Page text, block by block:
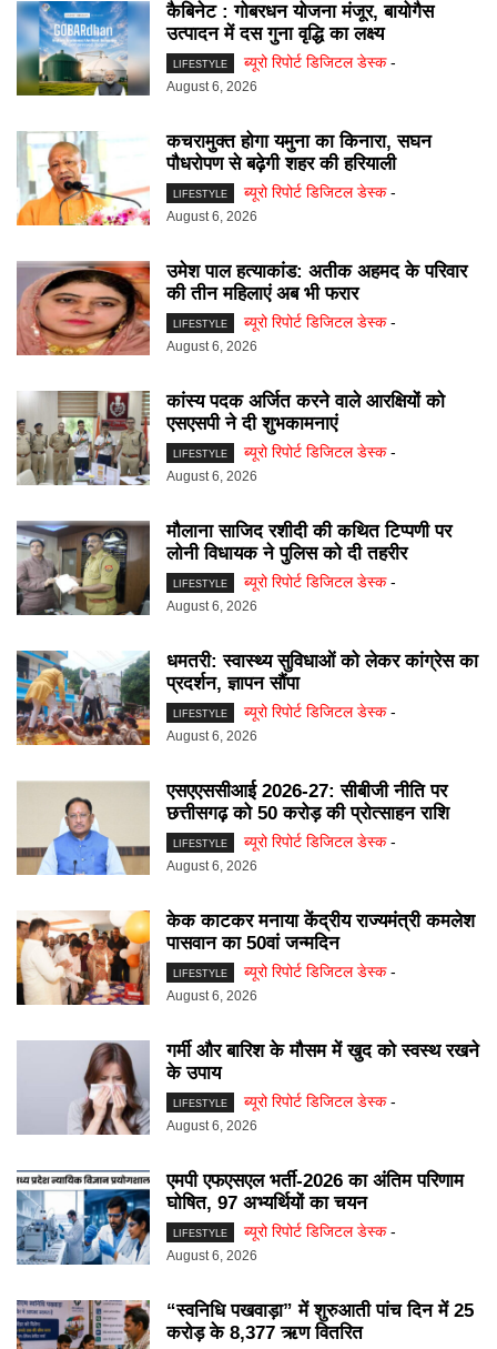
कैबिनेट : गोबरधन योजना मंजूर, बायोगैस
उत्पादन में दस गुना वृद्धि का लक्ष्य
LIFESTYLE ब्यूरो रिपोर्ट डिजिटल डेस्क -
August 6, 2026
कचरामुक्त होगा यमुना का किनारा, सघन
पौधरोपण से बढ़ेगी शहर की हरियाली
LIFESTYLE ब्यूरो रिपोर्ट डिजिटल डेस्क -
August 6, 2026
उमेश पाल हत्याकांड: अतीक अहमद के परिवार
की तीन महिलाएं अब भी फरार
LIFESTYLE ब्यूरो रिपोर्ट डिजिटल डेस्क -
August 6, 2026
कांस्य पदक अर्जित करने वाले आरक्षियों को
एसएसपी ने दी शुभकामनाएं
LIFESTYLE ब्यूरो रिपोर्ट डिजिटल डेस्क -
August 6, 2026
मौलाना साजिद रशीदी की कथित टिप्पणी पर
लोनी विधायक ने पुलिस काे दी तहरीर
LIFESTYLE ब्यूरो रिपोर्ट डिजिटल डेस्क -
August 6, 2026
धमतरी: स्वास्थ्य सुविधाओं को लेकर कांग्रेस का
प्रदर्शन, ज्ञापन सौंपा
LIFESTYLE ब्यूरो रिपोर्ट डिजिटल डेस्क -
August 6, 2026
एसएएससीआई 2026-27: सीबीजी नीति पर
छत्तीसगढ़ को 50 करोड़ की प्रोत्साहन राशि
LIFESTYLE ब्यूरो रिपोर्ट डिजिटल डेस्क -
August 6, 2026
केक काटकर मनाया केंद्रीय राज्यमंत्री कमलेश
पासवान का 50वां जन्मदिन
LIFESTYLE ब्यूरो रिपोर्ट डिजिटल डेस्क -
August 6, 2026
गर्मी और बारिश के मौसम में खुद को स्वस्थ रखने
के उपाय
LIFESTYLE ब्यूरो रिपोर्ट डिजिटल डेस्क -
August 6, 2026
एमपी एफएसएल भर्ती-2026 का अंतिम परिणाम
घोषित, 97 अभ्यर्थियों का चयन
LIFESTYLE ब्यूरो रिपोर्ट डिजिटल डेस्क -
August 6, 2026
“स्वनिधि पखवाड़ा” में शुरुआती पांच दिन में 25
करोड़ के 8,377 ऋण वितरित